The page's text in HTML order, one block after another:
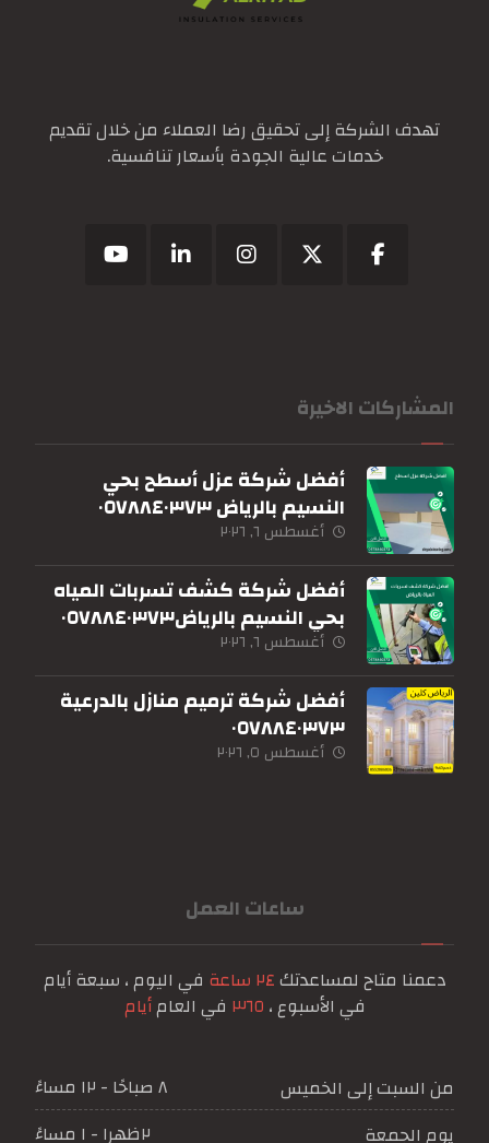
تهدف الشركة إلى تحقيق رضا العملاء من خلال تقديم
خدمات عالية الجودة بأسعار تنافسية.
المشاركات الاخيرة
أفضل شركة عزل أسطح بحي
النسيم بالرياض ٠٥٧٨٨٤٠٣٧٣
أغسطس ٦, ٢٠٢٦
أفضل شركة كشف تسربات المياه
بحي النسيم بالرياض٠٥٧٨٨٤٠٣٧٣
أغسطس ٦, ٢٠٢٦
أفضل شركة ترميم منازل بالدرعية
٠٥٧٨٨٤٠٣٧٣
أغسطس ٥, ٢٠٢٦
ساعات العمل
دعمنا متاح لمساعدتك٢٤ ساعة
في اليوم ، سبعة أيام
في الأسبوع ، ٣٦٥ في العامأيام
من السبت إلى الخميس
٨ صباحًا - ١٢ مساءً
يوم الجمعة
٢ظهرا - ١ مساءً